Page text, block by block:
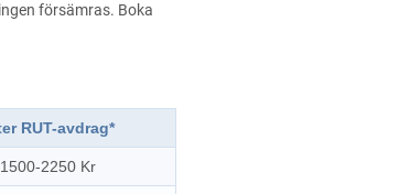
försämras. Boka
RUT-avdrag*
1500-2250 Kr